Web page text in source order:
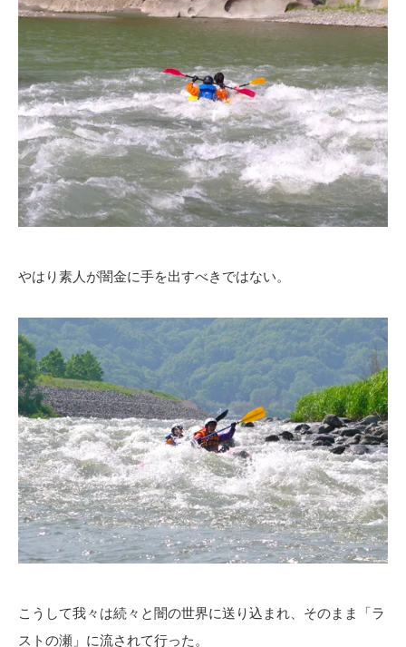
やはり素人が闇金に手を出すべきではない。
こうして我々は続々と闇の世界に送り込まれ、そのまま「ラ
ストの瀬」に流されて行った。